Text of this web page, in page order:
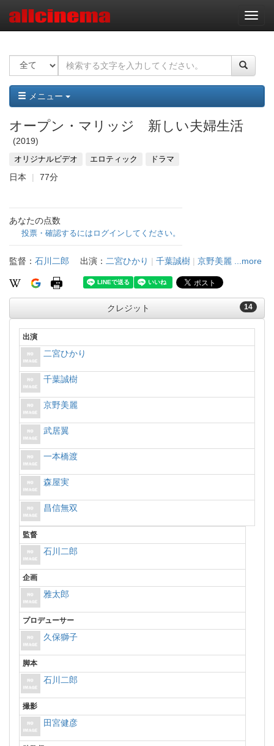
ナ
ビ
ー
ョ
ン
メニュー
オープン・マリッジ 新しい夫婦生活
2019
オリジナルビデオ エロティック ドラマ
日本 77分
あなたの点数
投票・確認するにはログインしてください。
監督： 石川二郎 出演： 二宮ひかり | 千葉誠樹 | 京野美麗 ...more
14
クレジット
出演
二宮ひかり
千葉誠樹
京野美麗
武居翼
一本橋渡
森屋実
昌信無双
監督
石川二郎
企画
雅太郎
プロデューサー
久保獅子
脚本
石川二郎
撮影
田宮健彦